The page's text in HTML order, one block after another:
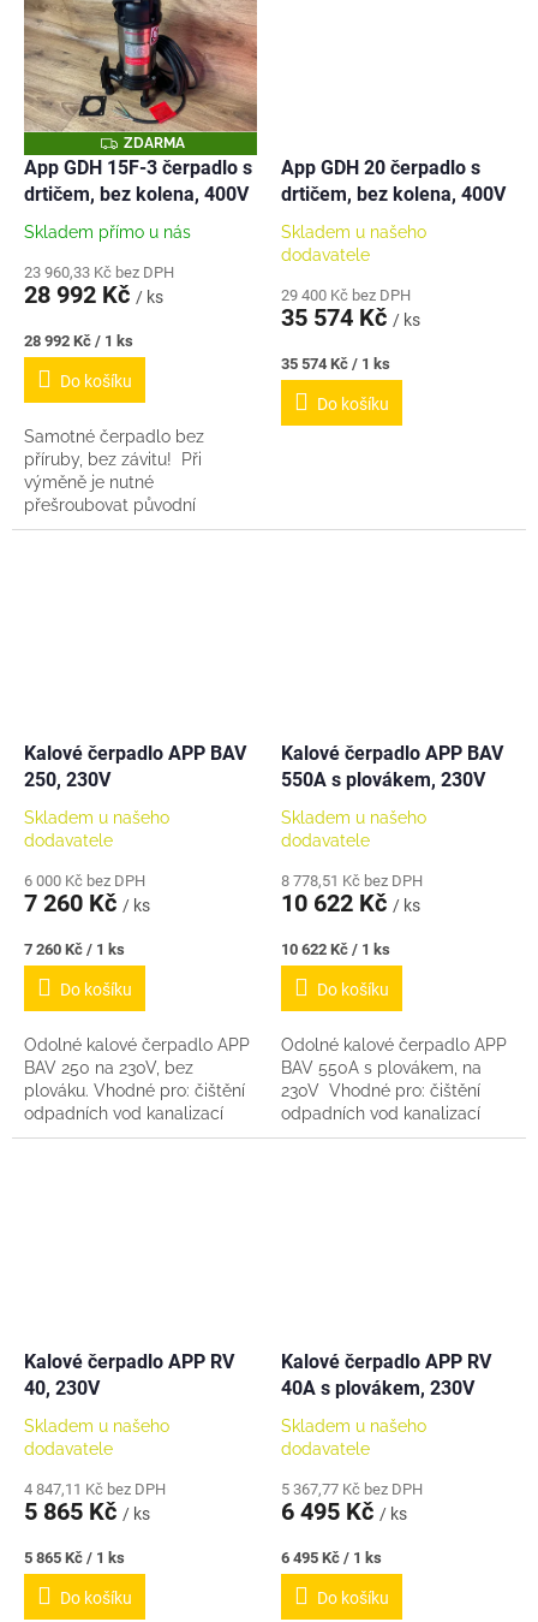
Eaton...
Z
D
A
R
A
ZDARMA
App GDH 15F-3 čerpadlo s
drtičem, bez kolena, 400V
Skladem přímo u nás
23 960,33 Kč bez DPH
28 992 Kč / ks
Měrná
cena:
28 992 Kč / 1 ks
Do košíku
Samotné čerpadlo bez
příruby, bez závitu! Při
výměně je nutné
přešroubovat původní
přírubu. V balení pouze
App GDH 20 čerpadlo s
drtičem, bez kolena, 400V
Skladem u našeho
dodavatele
29 400 Kč bez DPH
35 574 Kč / ks
Měrná
cena:
35 574 Kč / 1 ks
Do košíku
Kalové čerpadlo APP BAV
250, 230V
Skladem u našeho
dodavatele
6 000 Kč bez DPH
7 260 Kč / ks
Měrná
cena:
7 260 Kč / 1 ks
Do košíku
Odolné kalové čerpadlo APP
BAV 250 na 230V, bez
plováku. Vhodné pro: čištění
odpadních vod kanalizací
přečerpávání (cirkulaci) vody
Kalové čerpadlo APP BAV
550A s plovákem, 230V
Skladem u našeho
dodavatele
8 778,51 Kč bez DPH
10 622 Kč / ks
Měrná
cena:
10 622 Kč / 1 ks
Do košíku
Odolné kalové čerpadlo APP
BAV 550A s plovákem, na
230V Vhodné pro: čištění
odpadních vod kanalizací
přečerpávání (cirkulaci) vody
Kalové čerpadlo APP RV
40, 230V
Skladem u našeho
dodavatele
4 847,11 Kč bez DPH
5 865 Kč / ks
Měrná
cena:
5 865 Kč / 1 ks
Do košíku
Kalové čerpadlo APP RV
40A s plovákem, 230V
Skladem u našeho
dodavatele
5 367,77 Kč bez DPH
6 495 Kč / ks
Měrná
cena:
6 495 Kč / 1 ks
Do košíku